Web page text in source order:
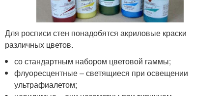
Для росписи стен понадобятся акриловые краски
различных цветов.
со стандартным набором цветовой гаммы;
флуоресцентные – светящиеся при освещении
ультрафиалетом;